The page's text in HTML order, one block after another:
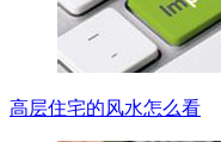
高层住宅的风水怎么看